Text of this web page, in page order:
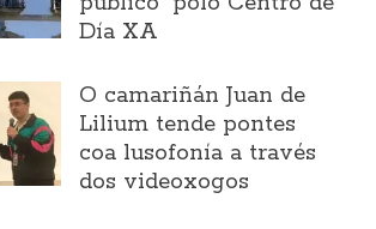
Día XA
O camariñán Juan de
Lilium tende pontes
coa lusofonía a través
dos videoxogos